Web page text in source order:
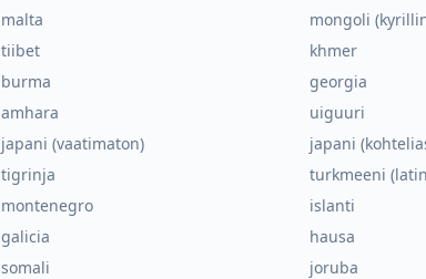
malta mongoli
tiibet khmer
burma georgia
amhara uiguuri
japani (vaatimaton) japani
tigrinja turkmeeni
montenegro islanti
galicia hausa
somali joruba